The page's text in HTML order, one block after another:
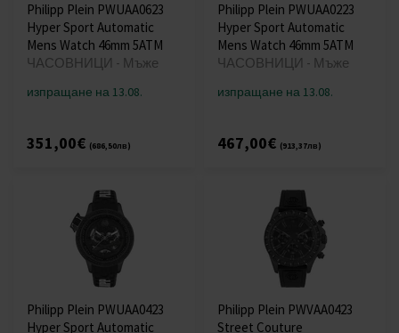
Philipp Plein PWUAA0623
Hyper Sport Automatic
Mens Watch 46mm 5ATM
ЧАСОВНИЦИ - Мъже
изпращане на 13.08.
351,00€ (686,50лв)
Philipp Plein PWUAA0223
Hyper Sport Automatic
Mens Watch 46mm 5ATM
ЧАСОВНИЦИ - Мъже
изпращане на 13.08.
467,00€ (913,37лв)
Philipp Plein PWUAA0423
Hyper Sport Automatic
Philipp Plein PWVAA0423
Street Couture